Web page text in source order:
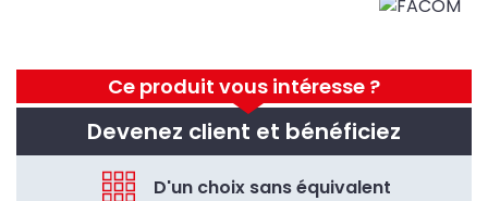
Ce produit vous intéresse ?
Devenez client et bénéficiez
D'un choix sans équivalent